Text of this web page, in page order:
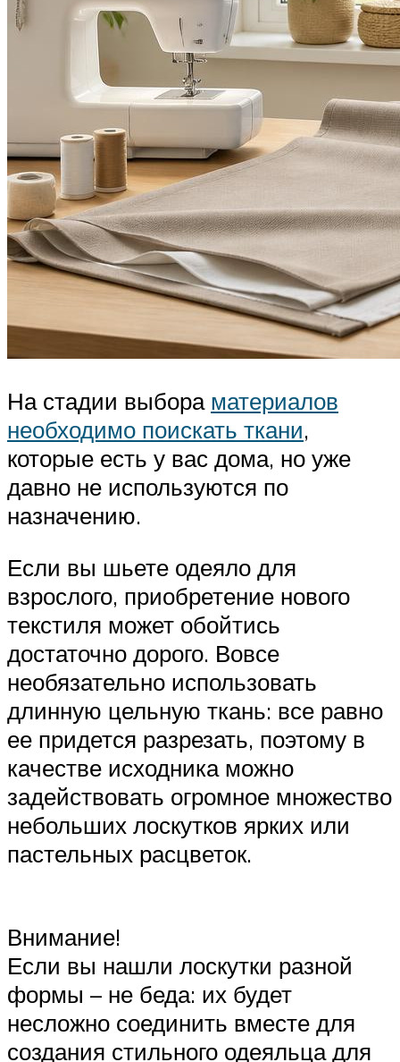
На стадии выбора материалов
необходимо поискать ткани,
которые есть у вас дома, но уже
давно не используются по
назначению.
Если вы шьете одеяло для
взрослого, приобретение нового
текстиля может обойтись
достаточно дорого. Вовсе
необязательно использовать
длинную цельную ткань: все равно
ее придется разрезать, поэтому в
качестве исходника можно
задействовать огромное множество
небольших лоскутков ярких или
пастельных расцветок.
Внимание!
Если вы нашли лоскутки разной
формы – не беда: их будет
несложно соединить вместе для
создания стильного одеяльца для